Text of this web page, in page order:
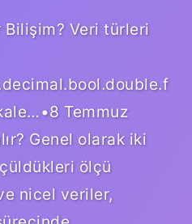
Veri türleri
Temmuz
Genel olarak iki
ölçü
nicel veriler,